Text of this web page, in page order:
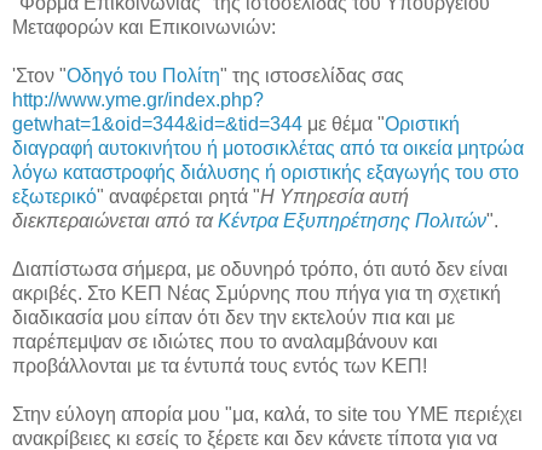
Μεταφορών και Επικοινωνιών:
'Στον "Οδηγό του Πολίτη" της ιστοσελίδας σας
http://www.yme.gr/index.php?
getwhat=1&oid=344&id=&tid=344 με θέμα "Οριστική
διαγραφή αυτοκινήτου ή μοτοσικλέτας από τα οικεία μητρώα
λόγω καταστροφής διάλυσης ή οριστικής εξαγωγής του στο
εξωτερικό" αναφέρεται ρητά "Η Υπηρεσία αυτή
διεκπεραιώνεται από ταΚέντρα Εξυπηρέτησης Πολιτών".
Διαπίστωσα σήμερα, με οδυνηρό τρόπο, ότι αυτό δεν είναι
ακριβές. Στο ΚΕΠ Νέας Σμύρνης που πήγα για τη σχετική
διαδικασία μου είπαν ότι δεν την εκτελούν πια και με
παρέπεμψαν σε ιδιώτες που το αναλαμβάνουν και
προβάλλονται με τα έντυπά τους εντός των ΚΕΠ!
Στην εύλογη απορία μου "μα, καλά, το site του ΥΜΕ περιέχει
ανακρίβειες κι εσείς το ξέρετε και δεν κάνετε τίποτα για να